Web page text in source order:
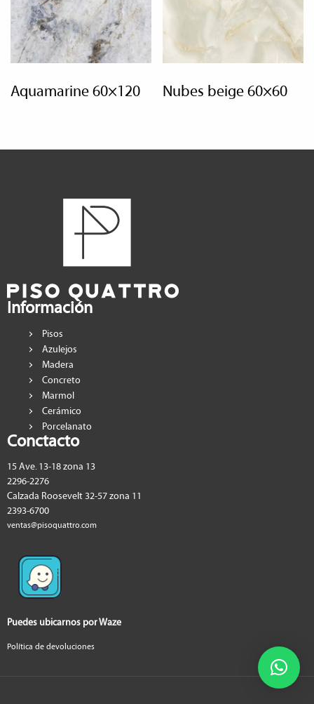
aquamarine 60×120 nubes beige 60×60
Información
Pisos
Azulejos
Madera
Concreto
Marmol
Cerámico
Porcelanato
Conctacto
15 Ave. 13-18 zona 13
2296-2276
Calzada Roosevelt 32-57 zona 11
2393-6700
ventas@pisoquattro.com
Puedes ubicarnos por Waze
Política de devoluciones